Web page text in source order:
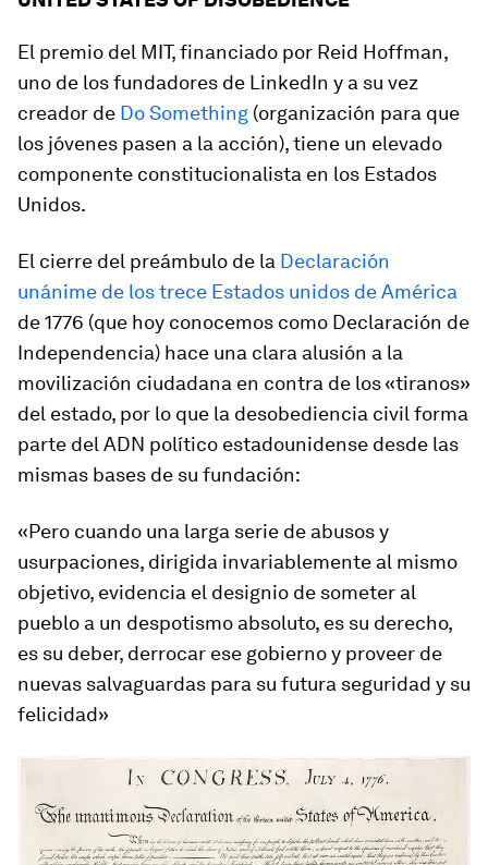
El premio del MIT, financiado por Reid Hoffman,
uno de los fundadores de LinkedIn y a su vez
creador de Do Something (organización para que
los jóvenes pasen a la acción), tiene un elevado
componente constitucionalista en los Estados
Unidos.
El cierre del preámbulo de la Declaración
unánime de los trece Estados unidos de América
de 1776 (que hoy conocemos como Declaración de
Independencia) hace una clara alusión a la
movilización ciudadana en contra de los «tiranos»
del estado, por lo que la desobediencia civil forma
parte del ADN político estadounidense desde las
mismas bases de su fundación:
«Pero cuando una larga serie de abusos y
usurpaciones, dirigida invariablemente al mismo
objetivo, evidencia el designio de someter al
pueblo a un despotismo absoluto, es su derecho,
es su deber, derrocar ese gobierno y proveer de
nuevas salvaguardas para su futura seguridad y su
felicidad»